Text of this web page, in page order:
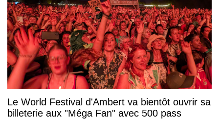
Le World Festival d'Ambert va bientôt ouvrir sa
billeterie aux "Méga Fan" avec 500 pass